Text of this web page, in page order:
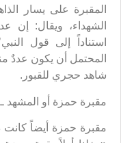
المقبرة على يسار
الشهداء، ويقال: إن
استناداً إلى قول
المحتمل أن يكون عددٌ
شاهد حجري للقبور.
مقبرة حمزة أو المشهد
مقبرة حمزة أيضاً